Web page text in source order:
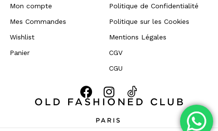
Mon compte
Mes Commandes
Wishlist
Panier
Politique de Confidentialité
Politique sur les Cookies
Mentions Légales
CGV
CGU